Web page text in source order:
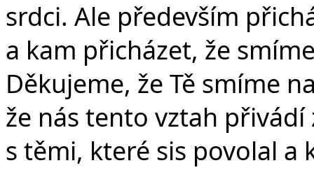
srdci. Ale především
a kam přicházet, že
Děkujeme, že Tě smíme
že nás tento vztah
s těmi, které sis povolal